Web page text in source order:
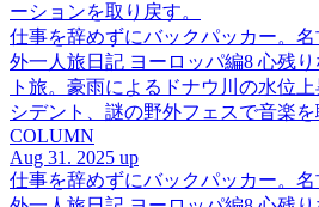
ーションを取り戻す。
仕事を辞めずにバックパッカー。
外一人旅日記 ヨーロッパ編8 心残
ト旅。豪雨によるドナウ川の水位
シデント、謎の野外フェスで音楽を
COLUMN
Aug 31. 2025 up
仕事を辞めずにバックパッカー。